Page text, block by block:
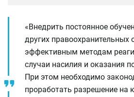
«Внедрить постоянное
других правоохранительных
эффективным методам
случаи насилия и оказания
При этом необходимо
проработать разрешение на